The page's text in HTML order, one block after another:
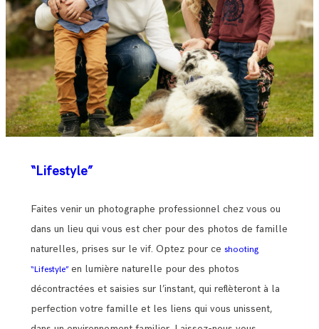
“Lifestyle”
Faites venir un photographe professionnel chez vous ou
dans un lieu qui vous est cher pour des photos de famille
naturelles, prises sur le vif. Optez pour ce shooting
“Lifestyle”en lumière naturelle pour des photos
décontractées et saisies sur l’instant, qui reflèteront à la
perfection votre famille et les liens qui vous unissent,